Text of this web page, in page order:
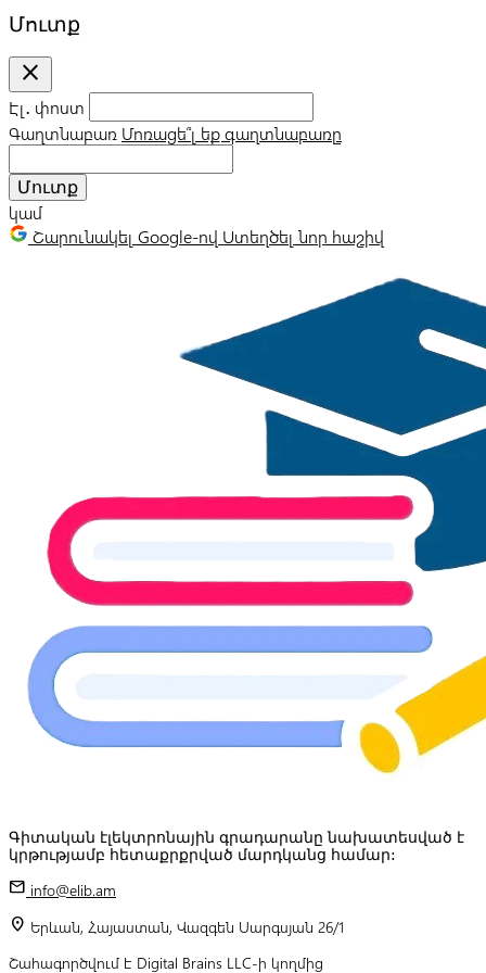
Մուտք
close
Էլ․ փոստ
Գաղտնաբառ Մոռացե՞լ եք գաղտնաբառը
Մուտք
կամ
Շարունակել Google-ով Ստեղծել նոր հաշիվ
Գիտական էլեկտրոնային գրադարանը նախատեսված է
կրթությամբ հետաքրքրված մարդկանց համար:
mail info@elib.am
location_on Երևան, Հայաստան, Վազգեն Սարգսյան 26/1
Շահագործվում է Digital Brains LLC-ի կողմից